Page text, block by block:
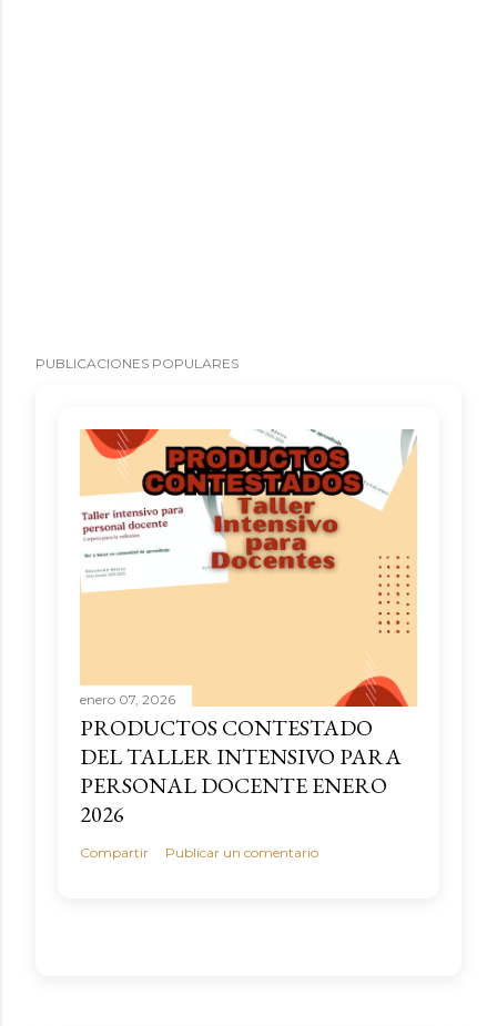
PUBLICACIONES POPULARES
enero 07, 2026
PRODUCTOS CONTESTADO
DEL TALLER INTENSIVO PARA
PERSONAL DOCENTE ENERO
2026
Compartir Publicar un comentario